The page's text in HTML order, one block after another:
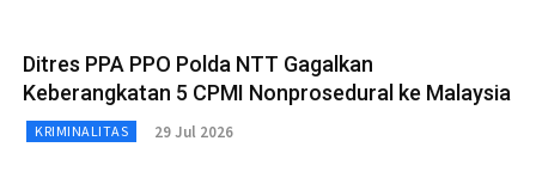
Ditres PPA PPO Polda NTT Gagalkan
Keberangkatan 5 CPMI Nonprosedural ke Malaysia
KRIMINALITAS 29 Jul 2026